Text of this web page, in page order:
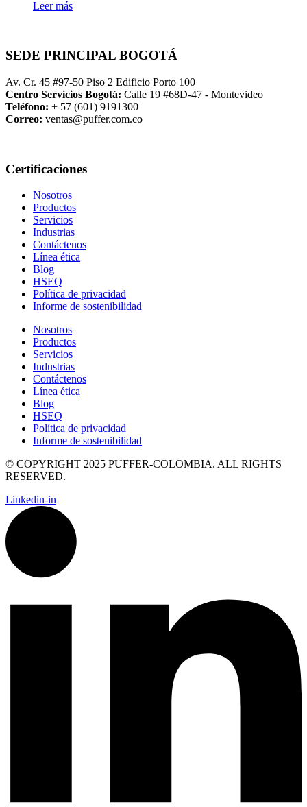
Leer más
SEDE PRINCIPAL BOGOTÁ
Av. Cr. 45 #97-50 Piso 2 Edificio Porto 100
Centro Servicios Bogotá: Calle 19 #68D-47 - Montevideo
Teléfono: + 57 (601) 9191300
Correo: ventas@puffer.com.co
Certificaciones
Nosotros
Productos
Servicios
Industrias
Contáctenos
Línea ética
Blog
HSEQ
Política de privacidad
Informe de sostenibilidad
Nosotros
Productos
Servicios
Industrias
Contáctenos
Línea ética
Blog
HSEQ
Política de privacidad
Informe de sostenibilidad
© COPYRIGHT 2025 PUFFER-COLOMBIA. ALL RIGHTS
RESERVED.
Linkedin-in